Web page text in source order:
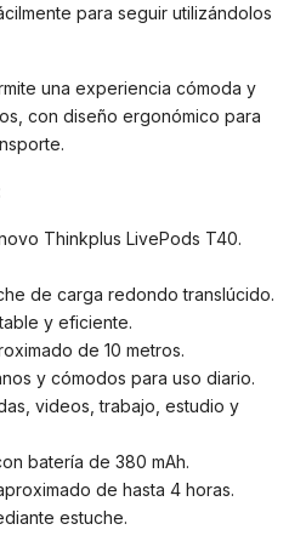
para seguir utilizándolos
una experiencia cómoda y
con diseño ergonómico para
Thinkplus LivePods T40.
de carga redondo translúcido.
y eficiente.
de 10 metros.
y cómodos para uso diario.
videos, trabajo, estudio y
batería de 380 mAh.
de hasta 4 horas.
estuche.